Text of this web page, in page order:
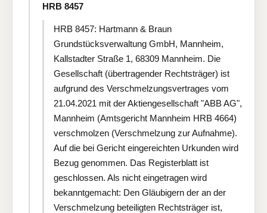
HRB 8457
HRB 8457: Hartmann & Braun
Grundstücksverwaltung GmbH, Mannheim,
Kallstadter Straße 1, 68309 Mannheim. Die
Gesellschaft (übertragender Rechtsträger) ist
aufgrund des Verschmelzungsvertrages vom
21.04.2021 mit der Aktiengesellschaft "ABB AG",
Mannheim (Amtsgericht Mannheim HRB 4664)
verschmolzen (Verschmelzung zur Aufnahme).
Auf die bei Gericht eingereichten Urkunden wird
Bezug genommen. Das Registerblatt ist
geschlossen. Als nicht eingetragen wird
bekanntgemacht: Den Gläubigern der an der
Verschmelzung beteiligten Rechtsträger ist,